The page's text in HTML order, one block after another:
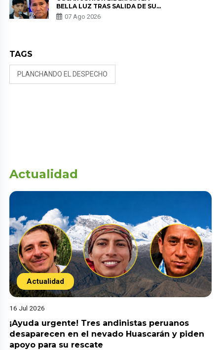
BELLA LUZ TRAS SALIDA DE SU
PADRE POR POLÉMICA CON
NALDY SALDAÑA
07 Ago 2026
TAGS
PLANCHANDO EL DESPECHO
Actualidad
Actualidad
16 Jul 2026
¡Ayuda urgente! Tres andinistas peruanos
desaparecen en el nevado Huascarán y piden
apoyo para su rescate